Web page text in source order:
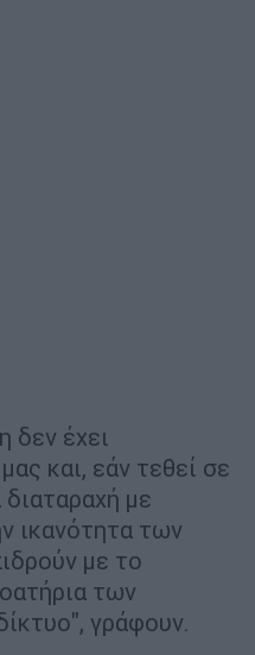
δεν έχει
και, εάν τεθεί σε
διαταραχή με
ικανότητα των
με το
των
γράφουν.